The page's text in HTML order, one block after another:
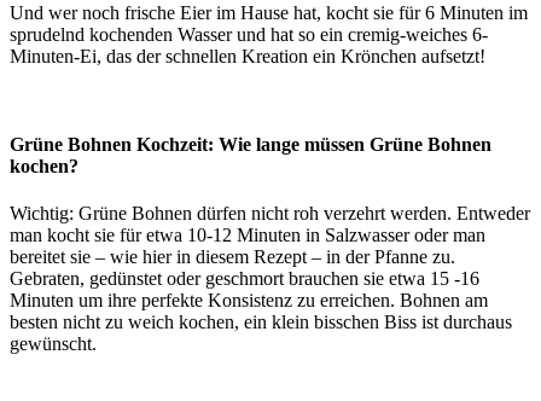
Und wer noch frische Eier im Hause hat, kocht sie für 6 Minuten im
sprudelnd kochenden Wasser und hat so ein cremig-weiches 6-
Minuten-Ei, das der schnellen Kreation ein Krönchen aufsetzt!
Grüne Bohnen Kochzeit: Wie lange müssen Grüne Bohnen
kochen?
Wichtig: Grüne Bohnen dürfen nicht roh verzehrt werden. Entweder
man kocht sie für etwa 10-12 Minuten in Salzwasser oder man
bereitet sie – wie hier in diesem Rezept – in der Pfanne zu.
Gebraten, gedünstet oder geschmort brauchen sie etwa 15 -16
Minuten um ihre perfekte Konsistenz zu erreichen. Bohnen am
besten nicht zu weich kochen, ein klein bisschen Biss ist durchaus
gewünscht.